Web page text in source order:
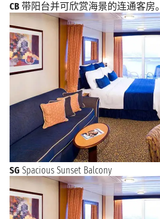
CB 带阳台并可欣赏海景的连通客房。
SG Spacious Sunset Balcony